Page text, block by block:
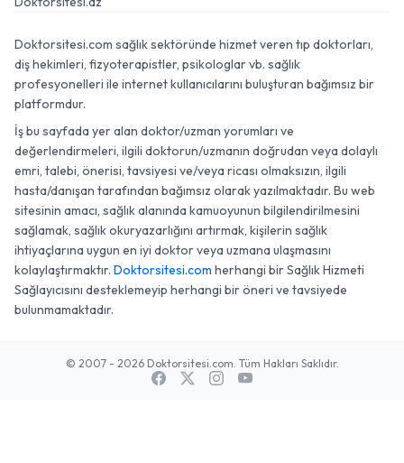
Doktorsitesi.com sağlık sektöründe hizmet veren tıp doktorları,
diş hekimleri, fizyoterapistler, psikologlar vb. sağlık
profesyonelleri ile internet kullanıcılarını buluşturan bağımsız bir
platformdur.
İş bu sayfada yer alan doktor/uzman yorumları ve
değerlendirmeleri, ilgili doktorun/uzmanın doğrudan veya dolaylı
emri, talebi, önerisi, tavsiyesi ve/veya ricası olmaksızın, ilgili
hasta/danışan tarafından bağımsız olarak yazılmaktadır. Bu web
sitesinin amacı, sağlık alanında kamuoyunun bilgilendirilmesini
sağlamak, sağlık okuryazarlığını artırmak, kişilerin sağlık
ihtiyaçlarına uygun en iyi doktor veya uzmana ulaşmasını
kolaylaştırmaktır. Doktorsitesi.com herhangi bir Sağlık Hizmeti
Sağlayıcısını desteklemeyip herhangi bir öneri ve tavsiyede
bulunmamaktadır.
© 2007 - 2026 Doktorsitesi.com. Tüm Hakları Saklıdır.